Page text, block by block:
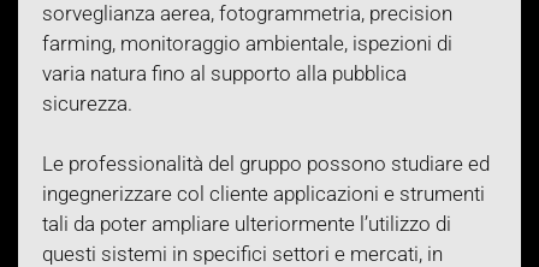
sorveglianza aerea, fotogrammetria, precision
farming, monitoraggio ambientale, ispezioni di
varia natura fino al supporto alla pubblica
sicurezza.
Le professionalità del gruppo possono studiare ed
ingegnerizzare col cliente applicazioni e strumenti
tali da poter ampliare ulteriormente l’utilizzo di
questi sistemi in specifici settori e mercati, in